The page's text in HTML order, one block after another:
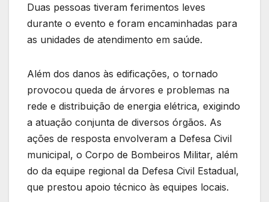
Duas pessoas tiveram ferimentos leves
durante o evento e foram encaminhadas para
as unidades de atendimento em saúde.
Além dos danos às edificações, o tornado
provocou queda de árvores e problemas na
rede e distribuição de energia elétrica, exigindo
a atuação conjunta de diversos órgãos. As
ações de resposta envolveram a Defesa Civil
municipal, o Corpo de Bombeiros Militar, além
do da equipe regional da Defesa Civil Estadual,
que prestou apoio técnico às equipes locais.